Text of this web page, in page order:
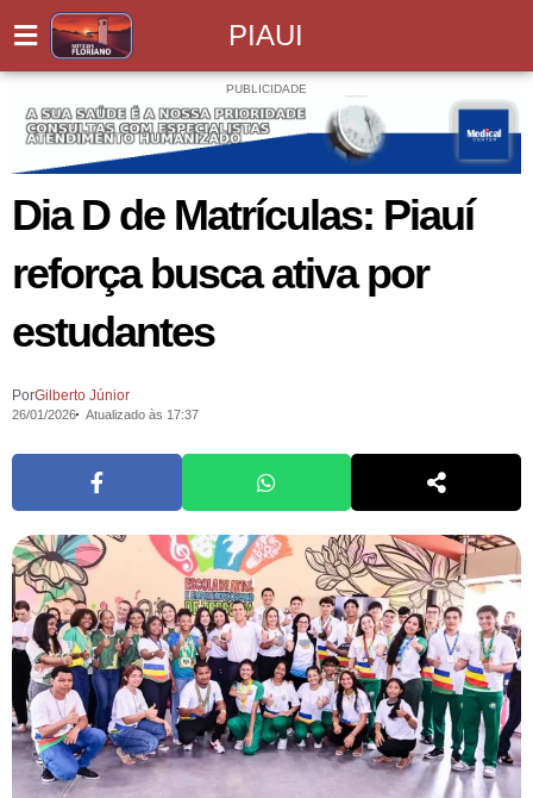
PIAUI
PUBLICIDADE
Dia D de Matrículas: Piauí
reforça busca ativa por
estudantes
PorGilberto Júnior
26/01/2026 Atualizado às 17:37